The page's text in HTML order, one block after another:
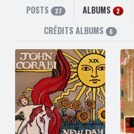
POSTS 27 ALBUMS 2
CRÉDITS ALBUMS 6